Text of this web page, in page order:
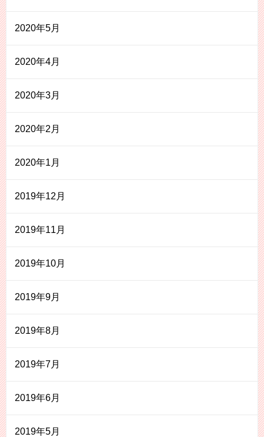
2020年5月
2020年4月
2020年3月
2020年2月
2020年1月
2019年12月
2019年11月
2019年10月
2019年9月
2019年8月
2019年7月
2019年6月
2019年5月